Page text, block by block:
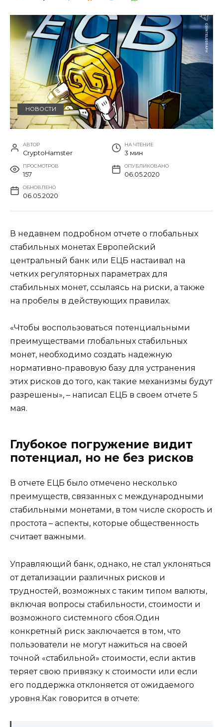
НОВОСТИ
АВТОР
CryptoHamster
НА ЧТЕНИЕ
3 мин
ПРОСМОТРОВ
157
ОПУБЛИКОВАНО
06.05.2020
ОБНОВЛЕНО
06.05.2020
В недавнем подробном отчете о глобальных
стабильных монетах Европейский
центральный банк или ЕЦБ настаивал на
четких регуляторных параметрах для
стабильных монет, ссылаясь на риски, а также
на пробелы в действующих правилах.
«Чтобы воспользоваться потенциальными
преимуществами глобальных стабильных
монет, необходимо создать надежную
нормативно-правовую базу для устранения
этих рисков до того, как такие механизмы будут
разрешены», – написал ЕЦБ в своем отчете 5
мая.
Глубокое погружение видит
потенциал, но не без рисков
В отчете ЕЦБ было отмечено несколько
преимуществ, связанных с международными
стабильными монетами, в том числе скорость и
простота – аспекты, которые общественность
считает важными.
Управляющий банк, однако, не стал уклоняться
от детализации различных рисков и
трудностей, возможных с таким типом валюты,
включая вопросы стабильности, стоимости и
возможного системного сбоя.Один
конкретный риск заключается в том, что
пользователи не могут нажиться на своей
точной «стабильной» стоимости, если актив
теряет свою привязку к стоимости или если
его поддержка отклоняется от ожидаемого
уровня.Как говорится в отчете: